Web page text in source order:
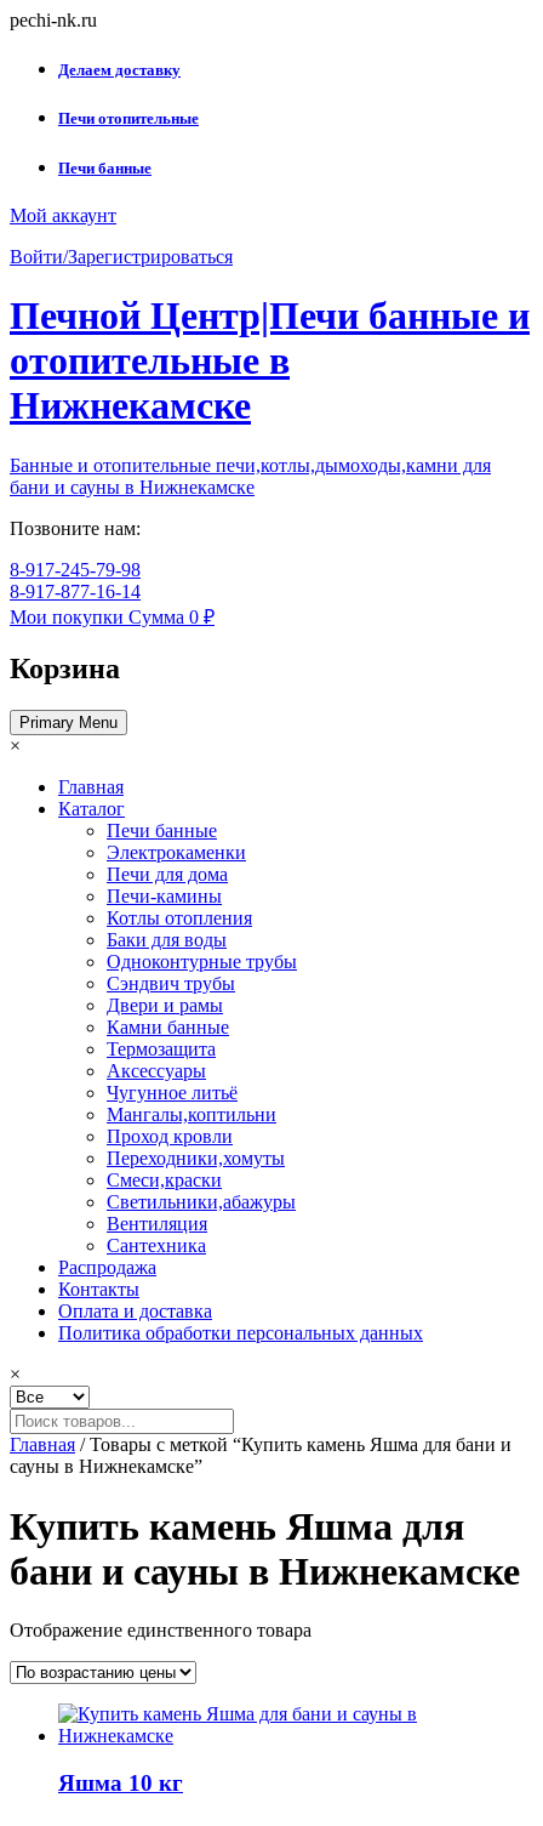
Skip
content
pechi-nk.ru
Делаем доставку
Печи отопительные
Печи банные
Мой аккаунт
Войти/Зарегистрироваться
Печной Центр|Печи банные и
отопительные в
Нижнекамске
Банные и отопительные печи,котлы,дымоходы,камни для
бани и сауны в Нижнекамске
Позвоните нам:
8-917-245-79-98
8-917-877-16-14
Мои покупки Сумма 0 ₽
Корзина
Primary Menu
×
Главная
Каталог
Печи банные
Электрокаменки
Печи для дома
Печи-камины
Котлы отопления
Баки для воды
Одноконтурные трубы
Сэндвич трубы
Двери и рамы
Камни банные
Термозащита
Аксессуары
Чугунное литьё
Мангалы,коптильни
Проход кровли
Переходники,хомуты
Смеси,краски
Светильники,абажуры
Вентиляция
Сантехника
Распродажа
Контакты
Оплата и доставка
Политика обработки персональных данных
×
Главная / Товары с меткой “Купить камень Яшма для бани и
сауны в Нижнекамске”
Купить камень Яшма для
бани и сауны в Нижнекамске
Отображение единственного товара
Яшма 10 кг